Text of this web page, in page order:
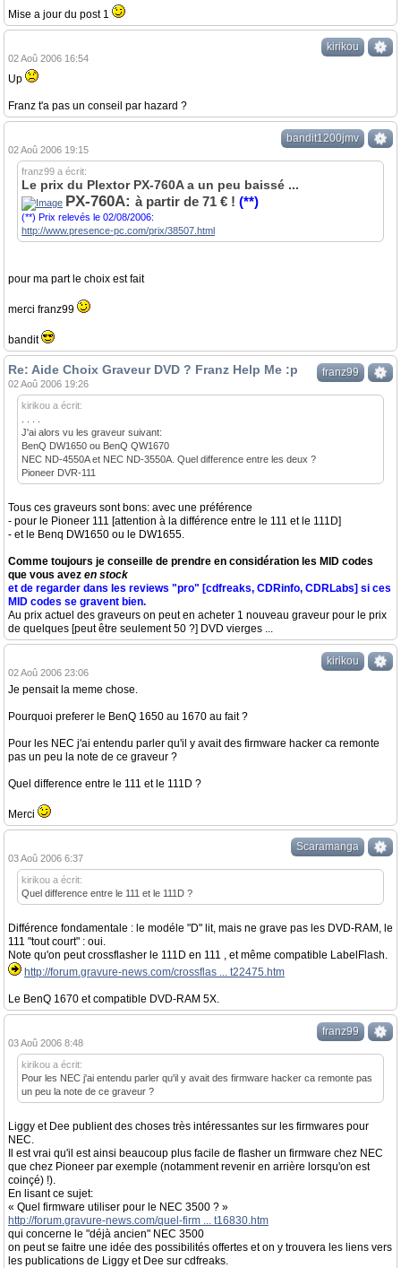
Mise a jour du post 1
kirikou
02 Aoû 2006 16:54
Up
Franz t'a pas un conseil par hazard ?
bandit1200jmv
02 Aoû 2006 19:15
franz99 a écrit:
Le prix du Plextor PX-760A a un peu baissé ...
PX-760A: à partir de 71 € ! (**)
(**) Prix relevés le 02/08/2006:
http://www.presence-pc.com/prix/38507.html
pour ma part le choix est fait
merci franz99
bandit
franz99
Re: Aide Choix Graveur DVD ? Franz Help Me :p
02 Aoû 2006 19:26
kirikou a écrit:
J'ai alors vu les graveur suivant:
BenQ DW1650 ou BenQ QW1670
NEC ND-4550A et NEC ND-3550A. Quel difference entre les deux ?
Pioneer DVR-111
Tous ces graveurs sont bons: avec une préférence
- pour le Pioneer 111 [attention à la différence entre le 111 et le 111D]
- et le Benq DW1650 ou le DW1655.
Comme toujours je conseille de prendre en considération les MID codes
que vous avez en stock
et de regarder dans les reviews "pro" [cdfreaks, CDRinfo, CDRLabs] si ces
MID codes se gravent bien.
Au prix actuel des graveurs on peut en acheter 1 nouveau graveur pour le prix
de quelques [peut être seulement 50 ?] DVD vierges ...
kirikou
02 Aoû 2006 23:06
Je pensait la meme chose.
Pourquoi preferer le BenQ 1650 au 1670 au fait ?
Pour les NEC j'ai entendu parler qu'il y avait des firmware hacker ca remonte
pas un peu la note de ce graveur ?
Quel difference entre le 111 et le 111D ?
Merci
Scaramanga
03 Aoû 2006 6:37
kirikou a écrit:
Quel difference entre le 111 et le 111D ?
Différence fondamentale : le modéle "D" lit, mais ne grave pas les DVD-RAM, le
111 "tout court" : oui.
Note qu'on peut crossflasher le 111D en 111 , et même compatible LabelFlash.
http://forum.gravure-news.com/crossflas ... t22475.htm
Le BenQ 1670 et compatible DVD-RAM 5X.
franz99
03 Aoû 2006 8:48
kirikou a écrit:
Pour les NEC j'ai entendu parler qu'il y avait des firmware hacker ca remonte pas
un peu la note de ce graveur ?
Liggy et Dee publient des choses très intéressantes sur les firmwares pour
NEC.
Il est vrai qu'il est ainsi beaucoup plus facile de flasher un firmware chez NEC
que chez Pioneer par exemple (notamment revenir en arrière lorsqu'on est
coinçé) !).
En lisant ce sujet:
« Quel firmware utiliser pour le NEC 3500 ? »
http://forum.gravure-news.com/quel-firm ... t16830.htm
qui concerne le "déjà ancien" NEC 3500
on peut se faitre une idée des possibilités offertes et on y trouvera les liens vers
les publications de Liggy et Dee sur cdfreaks.